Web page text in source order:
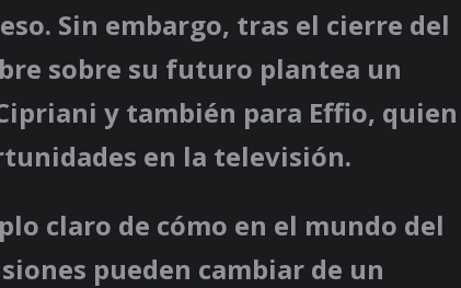
Sin embargo, tras el cierre del
sobre su futuro plantea un
y también para Effio, quien
en la televisión.
claro de cómo en el mundo del
pueden cambiar de un